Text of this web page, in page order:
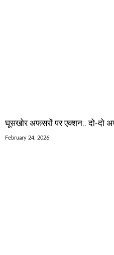
घूसखोर अफसरों पर एक्शन.. दो-दो
February 24, 2026